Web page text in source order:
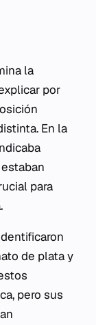
la
por
En la
para
de plata y
pero sus